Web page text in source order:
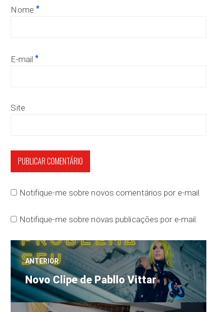
Nome *
E-mail *
Site
Notifique-me sobre novos comentários por e-mail.
Notifique-me sobre novas publicações por e-mail.
Navegação
de
ANTERIOR
Post
anterior:
Novo Clipe de Pabllo Vittar